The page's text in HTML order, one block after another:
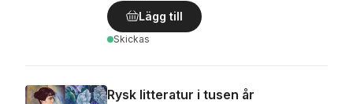
Lägg till
Skickas
Rysk litteratur i tusen år